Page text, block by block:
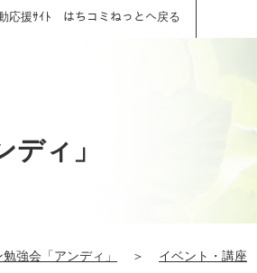
応援ｻｲﾄ はちコミねっとへ戻る
ィ」
強会「アンディ」 ＞ イベント・講座